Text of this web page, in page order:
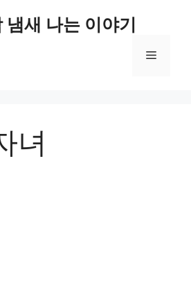
새 나는 이야기
메
녀